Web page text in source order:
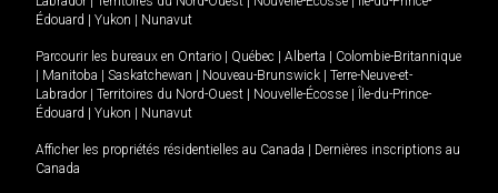
Édouard
Yukon Nunavut
Parcourir les bureaux en Ontario Québec Alberta
Colombie-Britannique
Manitoba Saskatchewan Nouveau-Brunswick
Terre-Neuve-et-
Labrador
Territoires du Nord-Ouest Nouvelle-Écosse
Île-du-Prince-
Édouard
Yukon Nunavut
Afficher les propriétés résidentielles au Canada
Dernières inscriptions au
Canada